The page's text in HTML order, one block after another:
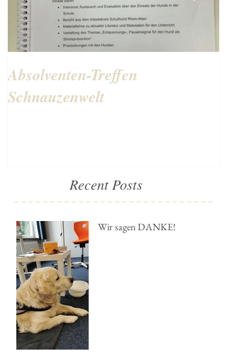
Absolventen-Treffen
Schnauzenwelt
Recent Posts
Wir sagen DANKE!